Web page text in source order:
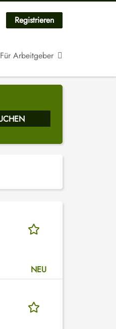
Registrieren
Für Arbeitgeber
NEU